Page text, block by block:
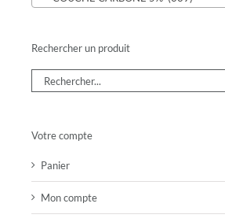
Rechercher un produit
Votre compte
Panier
Mon compte